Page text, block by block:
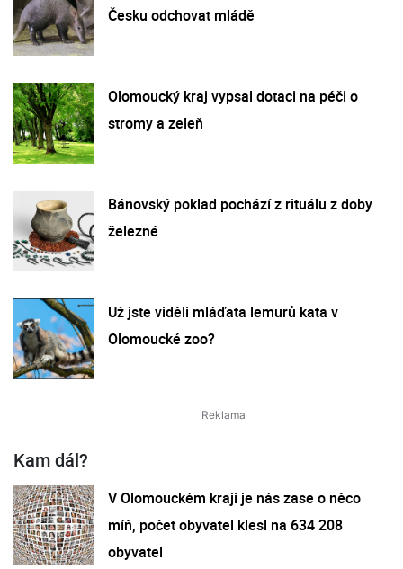
Česku odchovat mládě
Olomoucký kraj vypsal dotaci na péči o
stromy a zeleň
Bánovský poklad pochází z rituálu z doby
železné
Už jste viděli mláďata lemurů kata v
Olomoucké zoo?
Kam dál?
V Olomouckém kraji je nás zase o něco
míň, počet obyvatel klesl na 634 208
obyvatel